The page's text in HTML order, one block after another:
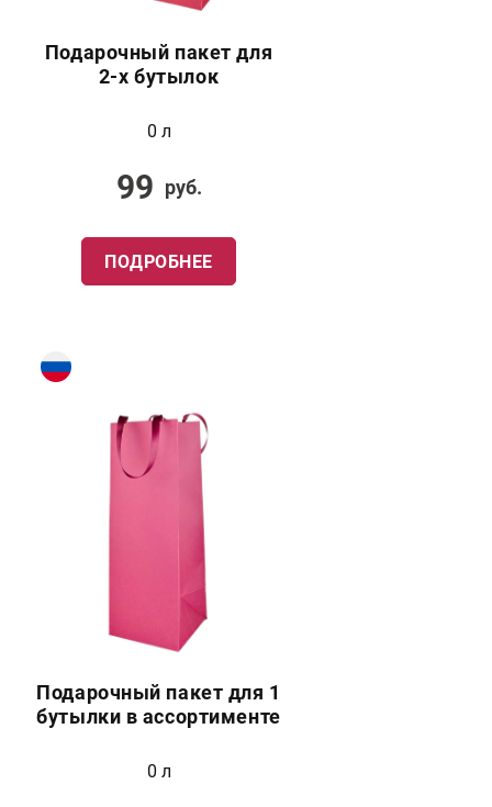
Подарочный пакет для
2-х бутылок
0 л
99 руб.
ПОДРОБНЕЕ
Подарочный пакет для 1
бутылки в ассортименте
0 л